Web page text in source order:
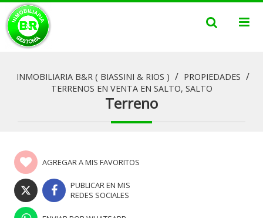
INMOBILIARIA B&R ( BIASSINI & RIOS ) / PROPIEDADES /
TERRENOS EN VENTA EN SALTO, SALTO
Terreno
AGREGAR A MIS FAVORITOS
PUBLICAR EN MIS
REDES SOCIALES